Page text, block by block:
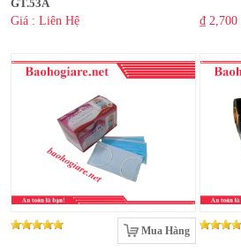
GT.53A
Giá : Liên Hệ
₫ 2,700
Mua Hàng